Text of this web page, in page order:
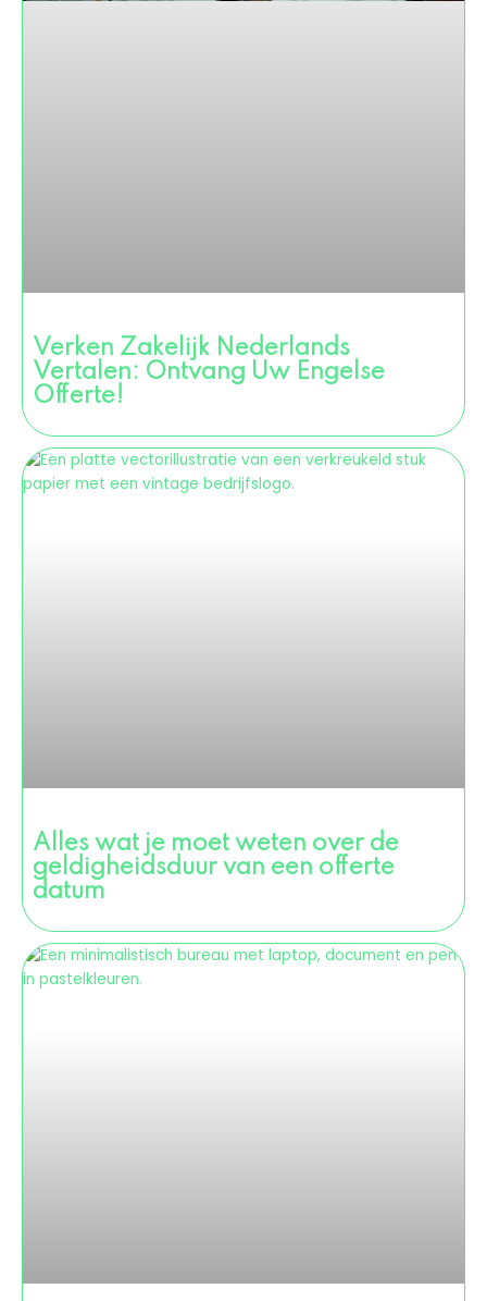
Verken Zakelijk Nederlands
Vertalen: Ontvang Uw Engelse
Offerte!
Alles wat je moet weten over de
geldigheidsduur van een offerte
datum